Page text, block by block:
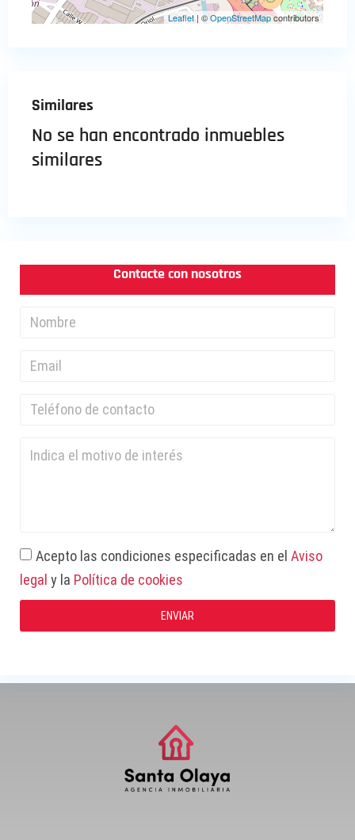
Leaflet | ©OpenStreetMapcontributors
Similares
No se han encontrado inmuebles
similares
Contacte con nosotros
Acepto las condiciones especificadas en el Aviso
legal y la Política de cookies